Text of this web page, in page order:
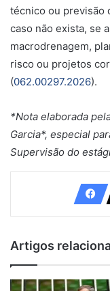
técnico ou previsão
caso não exista, se
macrodrenagem,
risco ou projetos
(062.00297.2026).
*Nota elaborada
Garcia*, especial
Supervisão do
Artigos